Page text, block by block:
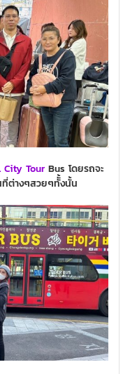
City Tour Bus โดยรถจะ
ที่ต่างๆสวยๆทัั้งนั้น